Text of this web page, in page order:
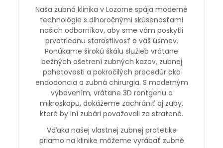
Naša zubná klinika v Lozorne spája moderné
technológie s dlhoročnými skúsenosťami
našich odborníkov, aby sme vám poskytli
prvotriednu starostlivosť o váš úsmev.
Ponúkame širokú škálu služieb vrátane
bežných ošetrení zubných kazov, zubnej
pohotovosti a pokročilých procedúr ako
endodoncia a zubná chirurgia. S moderným
vybavením, vrátane 3D röntgenu a
mikroskopu, dokážeme zachrániť aj zuby,
ktoré by iní zubári považovali za stratené.
Vďaka našej vlastnej zubnej protetike
priamo na klinike môžeme vyrábať zubné